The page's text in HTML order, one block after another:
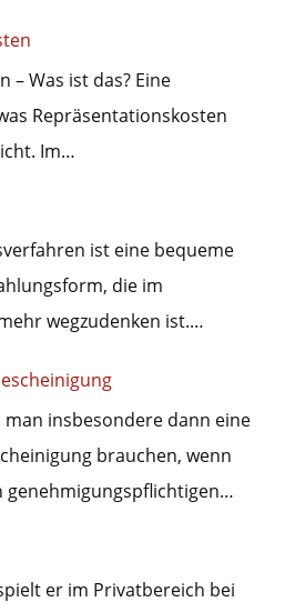
– Was ist das? Eine
Repräsentationskosten
Im…
ist eine bequeme
die im
wegzudenken ist.…
insbesondere dann eine
brauchen, wenn
genehmigungspflichtigen…
er im Privatbereich bei